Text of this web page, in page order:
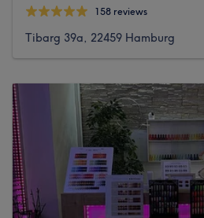
158 reviews
Tibarg 39a, 22459 Hamburg